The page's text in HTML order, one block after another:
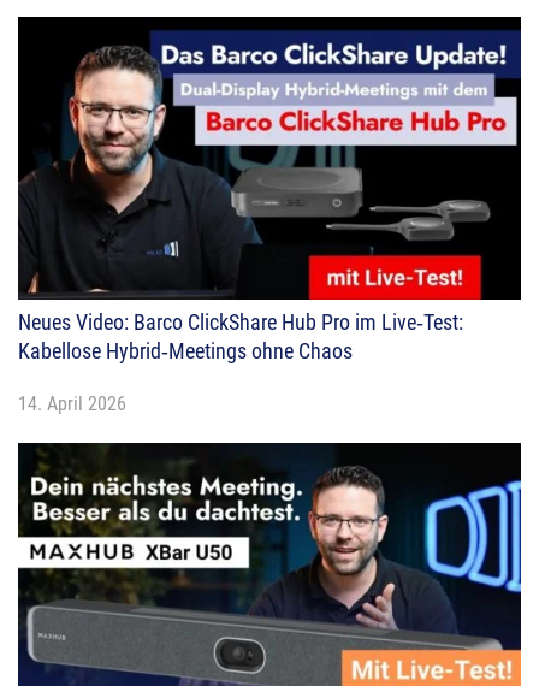
Neues Video: Barco ClickShare Hub Pro im Live‑Test:
Kabellose Hybrid‑Meetings ohne Chaos
14. April 2026